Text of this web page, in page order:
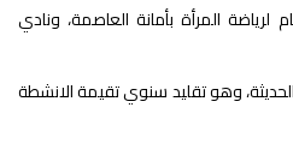
لرياضة المرأة بأمانة العاصمة، ونادي
الحديثة، وهو تقليد سنوي تقيمة الانشطة